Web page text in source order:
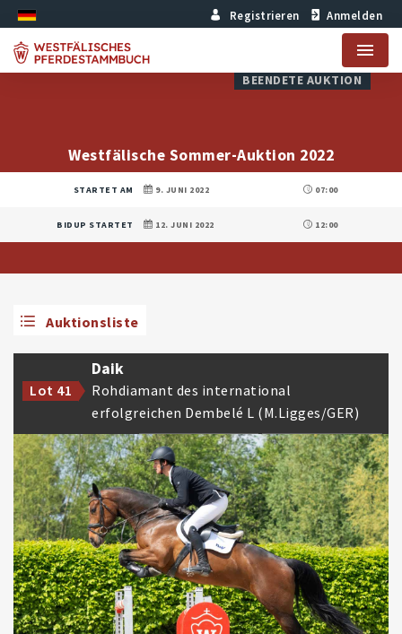
Registrieren Anmelden
Menu
BEENDETE AUKTION
Westfälische Sommer-Auktion 2022
STARTET AM 9. JUNI 2022 07:00
BIDUP STARTET 12. JUNI 2022 12:00
Auktionsliste
Lot 41
Daik
Rohdiamant des international
erfolgreichen Dembelé L (M.Ligges/GER)